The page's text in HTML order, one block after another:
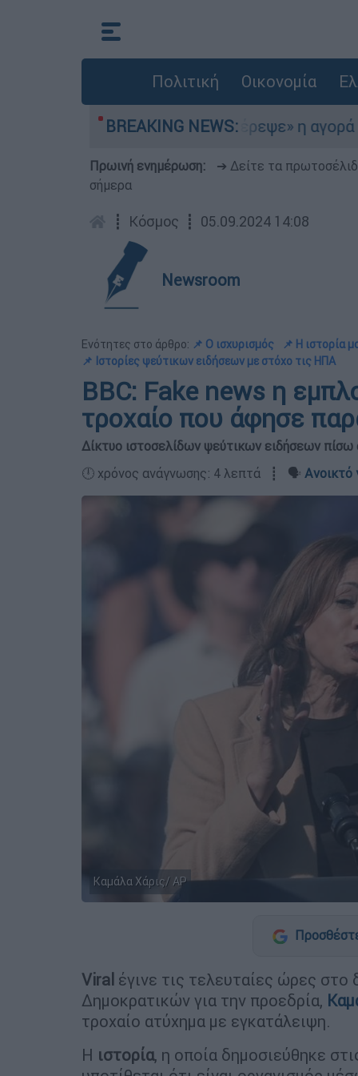
Πολιτική Οικονομία
BREAKING NEWS:
«Στέρεψε» η αγορά από
Πρωινή ενημέρωση: ➔ Δείτε τα
σήμερα
┋ Κόσμος ┋ 05.09.2024 14:08
Newsroom
Ενότητες στο άρθρο: 📌 Ο ισχυρισμός
📌 Η ιστορία
📌 Ιστορίες ψεύτικων ειδήσεων με στόχο τις ΗΠΑ
ΒΒC: Fake news η
τροχαίο που άφησε
Δίκτυο ιστοσελίδων ψεύτικων ειδήσεων
🕛 χρόνος ανάγνωσης: 4 λεπτά ┋ 🗣️ Ανοικτό
Καμάλα Χάρις/ AP
Viral έγινε τις τελευταίες ώρες
Δημοκρατικών για την προεδρία,
τροχαίο ατύχημα με εγκατάλειψη.
Η ιστορία, η οποία δημοσιεύθηκε